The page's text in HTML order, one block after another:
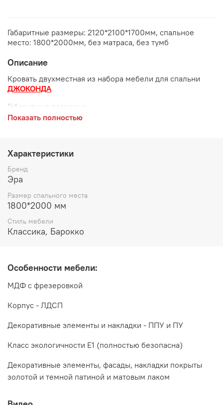
Габаритные размеры: 2120*2100*1700мм, спальное
место: 1800*2000мм, без матраса, без тумб
Описание
Кровать двухместная из набора мебели для спальни
ДЖОКОНДА
Габаритные размеры:
высота 1700 мм
Спальное место:
Цвет:
Дополнительно рекомендуется приобрести матрас, в
приобретается дополнительно
Показать полностью
Характеристики
Бренд
Эра
Размер спального места
1800*2000 мм
Стиль мебели
Классика, Барокко
Особенности мебели:
МДФ с фрезеровкой
Корпус - ЛДСП
Декоративные элементы и накладки - ППУ и ПУ
Класс экологичности Е1 (полностью безопасна)
Декоративные элементы, фасады, накладки покрыты
золотой и темной патиной и матовым лаком